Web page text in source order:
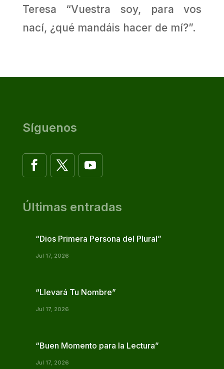
Teresa “Vuestra soy, para vos
nací, ¿qué mandáis hacer de mí?”.
Síguenos
Últimas entradas
“Dios Primera Persona del Plural”
Jul 17, 2026
“Llevará Tu Nombre”
Jul 17, 2026
“Buen Momento para la Lectura”
Jul 17, 2026